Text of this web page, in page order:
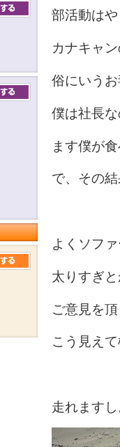
部活動は
カナキャ
俗にいう
僕は社長
ます僕が
で、その
よくソフ
太りすぎ
ご意見を
こう見え
走れます